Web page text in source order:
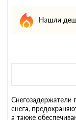
Нашли
Снегозадержатели
снега,
а также